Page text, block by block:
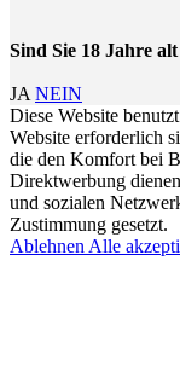
Sind Sie 18 Jahre
JA NEIN
Diese Website
Website erforderlich
die den Komfort bei
Direktwerbung
und sozialen
Zustimmung gesetzt.
Ablehnen Alle